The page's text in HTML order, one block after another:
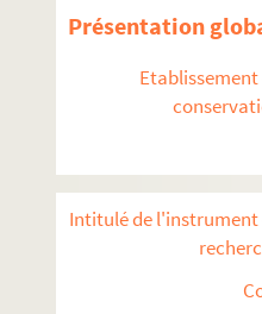
Présentation
Etablissement
Intitulé de l'instrument
Ms_1154_1. Oeuvre
Ms_1154_2. Non
Ms_1154_3.
Ms_1154_4. Autres
Ms_1154_6. Vendredi
Ms_1154_7.
Ms_1154_8.